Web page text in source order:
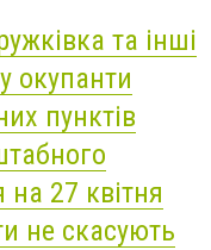
та інші
окупанти
пунктів
27 квітня
не скасують